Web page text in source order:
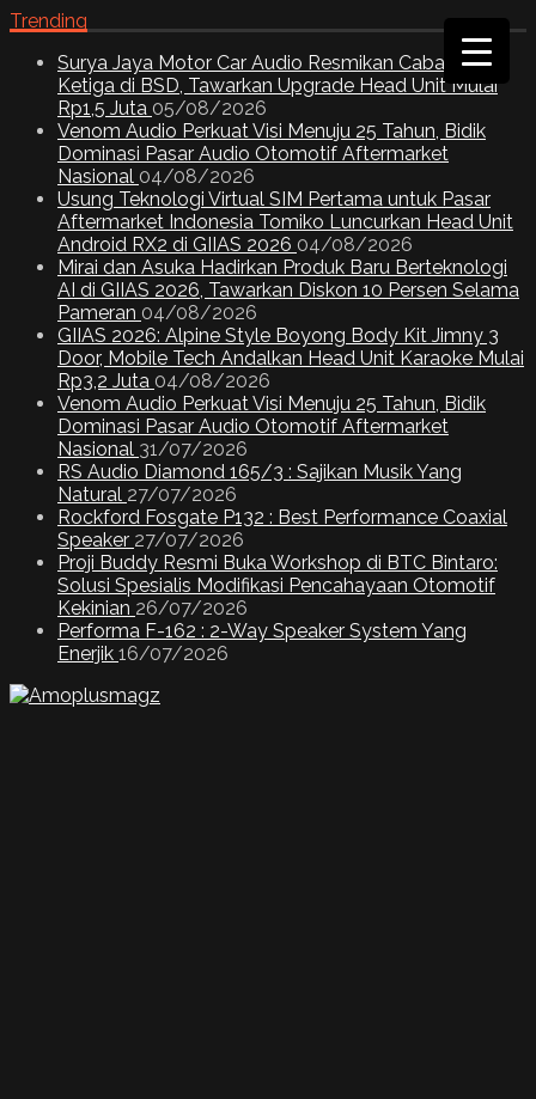
Trending
Surya Jaya Motor Car Audio Resmikan Cabang
Ketiga di BSD, Tawarkan Upgrade Head Unit Mulai
Rp1,5 Juta 05/08/2026
Venom Audio Perkuat Visi Menuju 25 Tahun, Bidik
Dominasi Pasar Audio Otomotif Aftermarket
Nasional 04/08/2026
Usung Teknologi Virtual SIM Pertama untuk Pasar
Aftermarket Indonesia Tomiko Luncurkan Head Unit
Android RX2 di GIIAS 2026 04/08/2026
Mirai dan Asuka Hadirkan Produk Baru Berteknologi
AI di GIIAS 2026, Tawarkan Diskon 10 Persen Selama
Pameran 04/08/2026
GIIAS 2026: Alpine Style Boyong Body Kit Jimny 3
Door, Mobile Tech Andalkan Head Unit Karaoke Mulai
Rp3,2 Juta 04/08/2026
Venom Audio Perkuat Visi Menuju 25 Tahun, Bidik
Dominasi Pasar Audio Otomotif Aftermarket
Nasional 31/07/2026
RS Audio Diamond 165/3 : Sajikan Musik Yang
Natural 27/07/2026
Rockford Fosgate P132 : Best Performance Coaxial
Speaker 27/07/2026
Proji Buddy Resmi Buka Workshop di BTC Bintaro:
Solusi Spesialis Modifikasi Pencahayaan Otomotif
Kekinian 26/07/2026
Performa F-162 : 2-Way Speaker System Yang
Enerjik 16/07/2026